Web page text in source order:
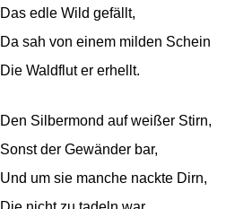
Das edle Wild gefällt,
Da sah von einem milden Schein
Die Waldflut er erhellt.
Den Silbermond auf weißer Stirn,
Sonst der Gewänder bar,
Und um sie manche nackte Dirn,